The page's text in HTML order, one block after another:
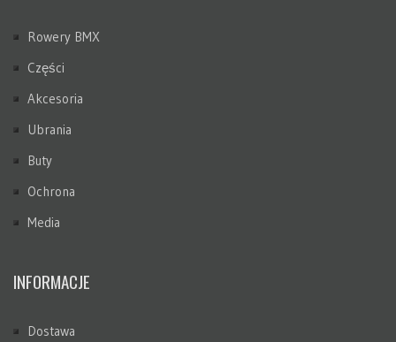
Rowery BMX
Części
Akcesoria
Ubrania
Buty
Ochrona
Media
INFORMACJE
Dostawa